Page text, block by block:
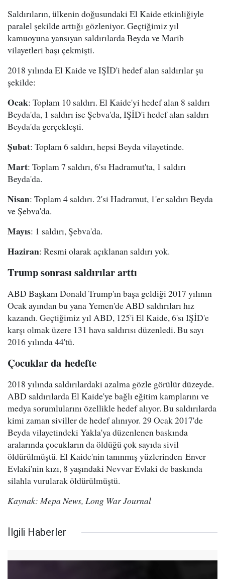
Saldırıların, ülkenin doğusundaki El Kaide etkinliğiyle
paralel şekilde arttığı gözleniyor. Geçtiğimiz yıl
kamuoyuna yansıyan saldırılarda Beyda ve Marib
vilayetleri başı çekmişti.
2018 yılında El Kaide ve IŞİD'i hedef alan saldırılar şu
şekilde:
Ocak: Toplam 10 saldırı. El Kaide'yi hedef alan 8 saldırı
Beyda'da, 1 saldırı ise Şebva'da, IŞİD'i hedef alan saldırı
Beyda'da gerçekleşti.
Şubat: Toplam 6 saldırı, hepsi Beyda vilayetinde.
Mart: Toplam 7 saldırı, 6'sı Hadramut'ta, 1 saldırı
Beyda'da.
Nisan: Toplam 4 saldırı. 2'si Hadramut, 1'er saldırı Beyda
ve Şebva'da.
Mayıs: 1 saldırı, Şebva'da.
Haziran: Resmi olarak açıklanan saldırı yok.
Trump sonrası saldırılar arttı
ABD Başkanı Donald Trump'ın başa geldiği 2017 yılının
Ocak ayından bu yana Yemen'de ABD saldırıları hız
kazandı. Geçtiğimiz yıl ABD, 125'i El Kaide, 6'sı IŞİD'e
karşı olmak üzere 131 hava saldırısı düzenledi. Bu sayı
2016 yılında 44'tü.
Çocuklar da hedefte
2018 yılında saldırılardaki azalma gözle görülür düzeyde.
ABD saldırılarda El Kaide'ye bağlı eğitim kamplarını ve
medya sorumlularını özellikle hedef alıyor. Bu saldırılarda
kimi zaman siviller de hedef alınıyor. 29 Ocak 2017'de
Beyda vilayetindeki Yakla'ya düzenlenen baskında
aralarında çocukların da öldüğü çok sayıda sivil
öldürülmüştü. El Kaide'nin tanınmış yüzlerinden Enver
Evlaki'nin kızı, 8 yaşındaki Nevvar Evlaki de baskında
silahla vurularak öldürülmüştü.
Kaynak: Mepa News, Long War Journal
İlgili Haberler